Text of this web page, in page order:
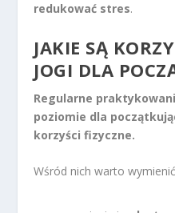
redukować stres.
JAKIE SĄ
JOGI DLA
Regularne
poziomie dla
korzyści fizyczne.
Wśród nich warto